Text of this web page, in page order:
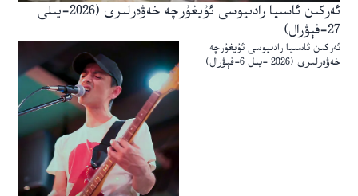
ئەركىن ئاسىيا رادىيوسى ئۇيغۇرچە خەۋەرلىرى (2026-يىلى
27-فېۋرال)
ئەركىن ئاسىيا رادىيوسى ئۇيغۇرچە
خەۋەرلىرى (2026 -يىل 6-فېۋرال)